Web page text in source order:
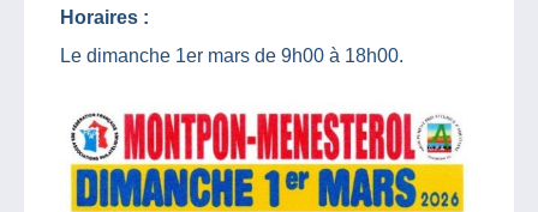
Horaires :
Le dimanche 1er mars de 9h00 à 18h00.